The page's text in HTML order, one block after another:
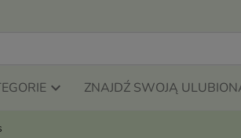
ZNAJDŹ SWOJĄ